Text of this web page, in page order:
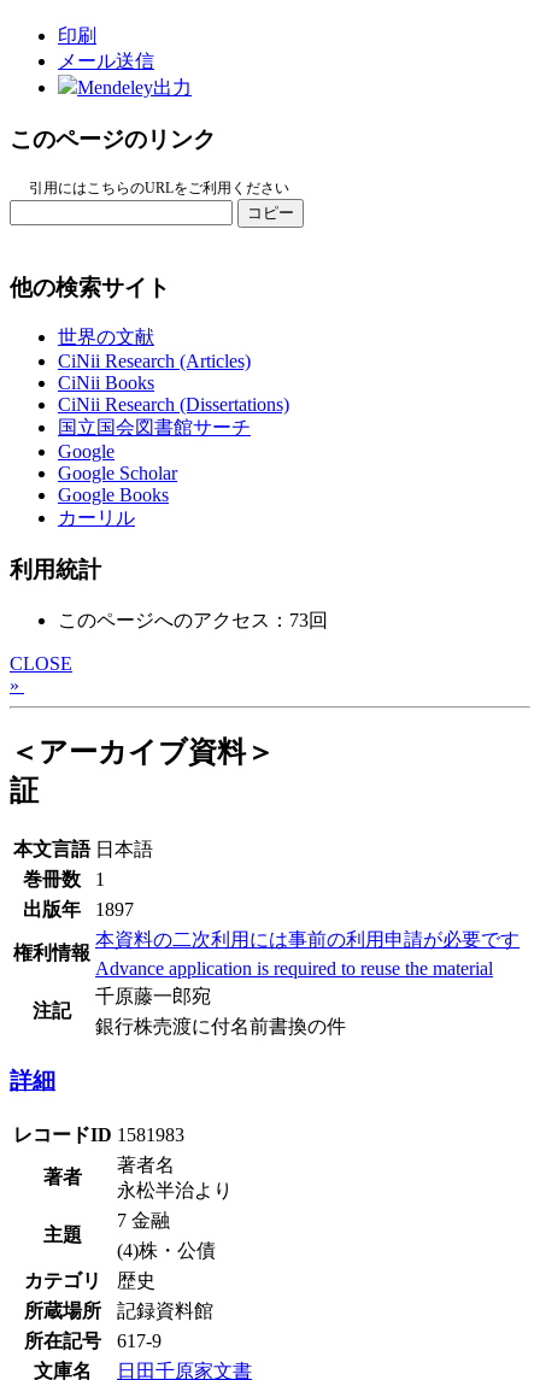
印刷
メール送信
Mendeley出力
このページのリンク
引用にはこちらのURLをご利用ください
コピー
他の検索サイト
世界の文献
CiNii Research (Articles)
CiNii Books
CiNii Research (Dissertations)
国立国会図書館サーチ
Google
Google Scholar
Google Books
カーリル
利用統計
このページへのアクセス：73回
CLOSE
»
＜アーカイブ資料＞
証
本文言語 日本語
巻冊数
1
出版年
1897
権利情報
本資料の二次利用には事前の利用申請が必要です
Advance application is required to reuse the material
注記
千原藤一郎宛
銀行株売渡に付名前書換の件
詳細
レコードID 1581983
著者
著者名
永松半治より
主題
7 金融
(4)株・公債
カテゴリ
歴史
所蔵場所
記録資料館
所在記号
617-9
文庫名
日田千原家文書